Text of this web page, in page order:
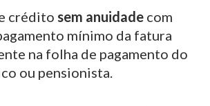
crédito sem anuidade com
mínimo da fatura
na folha de pagamento do
ou pensionista.